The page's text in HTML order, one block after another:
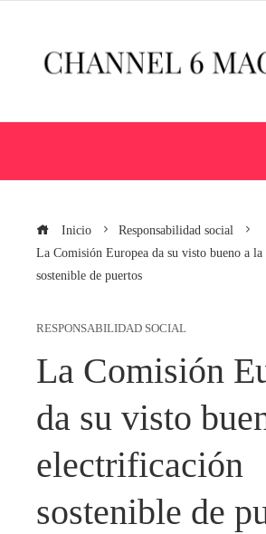
Inicio
Responsabilidad social
La Comisión Europea da su visto bueno a
sostenible de puertos
RESPONSABILIDAD SOCIAL
La Comisión
da su visto
electrificación
sostenible de